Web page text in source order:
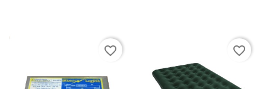
favorite_border favorite_border